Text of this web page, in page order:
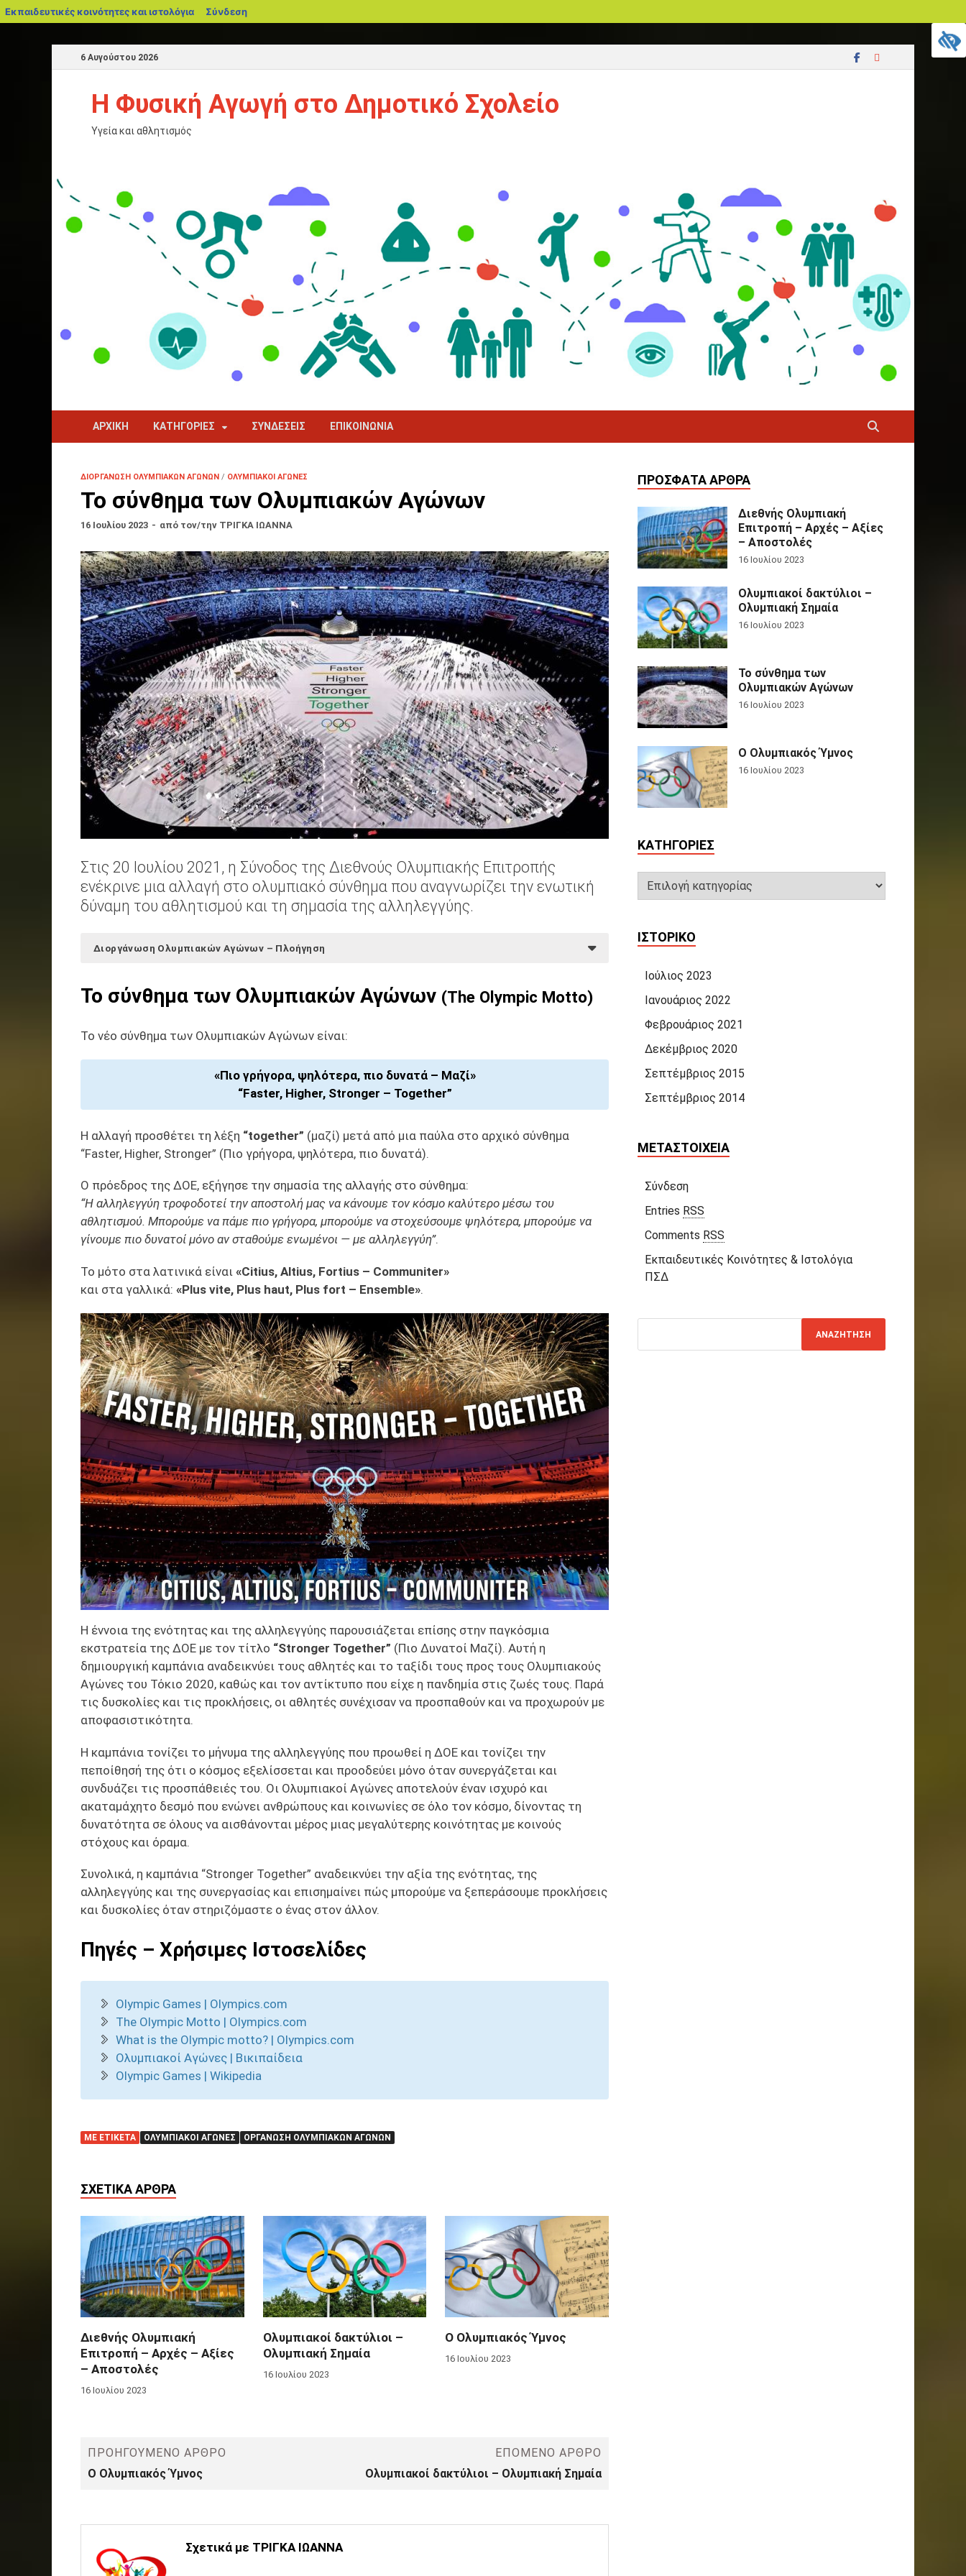
Εκπαιδευτικές κοινότητες και ιστολόγια Σύνδεση
6 Αυγούστου 2026
Η Φυσική Αγωγή στο Δημοτικό Σχολείο
Υγεία και αθλητισμός
ΑΡΧΙΚΉ ΚΑΤΗΓΟΡΊΕΣ ΣΥΝΔΈΣΕΙΣ ΕΠΙΚΟΙΝΩΝΊΑ
ΔΙΟΡΓΆΝΩΣΗ ΟΛΥΜΠΙΑΚΏΝ ΑΓΏΝΩΝ / ΟΛΥΜΠΙΑΚΟΊ ΑΓΏΝΕΣ
Το σύνθημα των Ολυμπιακών Αγώνων
16 Ιουλίου 2023 - από τον/την ΤΡΙΓΚΑ ΙΩΑΝΝΑ
Στις 20 Ιουλίου 2021, η Σύνοδος της Διεθνούς Ολυμπιακής Επιτροπής
ενέκρινε μια αλλαγή στο ολυμπιακό σύνθημα που αναγνωρίζει την ενωτική
δύναμη του αθλητισμού και τη σημασία της αλληλεγγύης.
Διοργάνωση Ολυμπιακών Αγώνων – Πλοήγηση
Το σύνθημα των Ολυμπιακών Αγώνων (The Olympic Motto)
Το νέο σύνθημα των Ολυμπιακών Αγώνων είναι:
«Πιο γρήγορα, ψηλότερα, πιο δυνατά – Μαζί»
“Faster, Higher, Stronger – Together”
Η αλλαγή προσθέτει τη λέξη “together” (μαζί) μετά από μια παύλα στο αρχικό σύνθημα
“Faster, Higher, Stronger” (Πιο γρήγορα, ψηλότερα, πιο δυνατά).
O πρόεδρος της ΔΟΕ, εξήγησε την σημασία της αλλαγής στο σύνθημα:
“Η αλληλεγγύη τροφοδοτεί την αποστολή μας να κάνουμε τον κόσμο καλύτερο μέσω του
αθλητισμού. Μπορούμε να πάμε πιο γρήγορα, μπορούμε να στοχεύσουμε ψηλότερα, μπορούμε να
γίνουμε πιο δυνατοί μόνο αν σταθούμε ενωμένοι — με αλληλεγγύη”.
Το μότο στα λατινικά είναι «Citius, Altius, Fortius – Communiter»
και στα γαλλικά: «Plus vite, Plus haut, Plus fort – Ensemble».
Η έννοια της ενότητας και της αλληλεγγύης παρουσιάζεται επίσης στην παγκόσμια
εκστρατεία της ΔΟΕ με τον τίτλο “Stronger Together” (Πιο Δυνατοί Μαζί). Αυτή η
δημιουργική καμπάνια αναδεικνύει τους αθλητές και το ταξίδι τους προς τους Ολυμπιακούς
Αγώνες του Τόκιο 2020, καθώς και τον αντίκτυπο που είχε η πανδημία στις ζωές τους. Παρά
τις δυσκολίες και τις προκλήσεις, οι αθλητές συνέχισαν να προσπαθούν και να προχωρούν με
αποφασιστικότητα.
Η καμπάνια τονίζει το μήνυμα της αλληλεγγύης που προωθεί η ΔΟΕ και τονίζει την
πεποίθησή της ότι ο κόσμος εξελίσσεται και προοδεύει μόνο όταν συνεργάζεται και
συνδυάζει τις προσπάθειές του. Οι Ολυμπιακοί Αγώνες αποτελούν έναν ισχυρό και
ακαταμάχητο δεσμό που ενώνει ανθρώπους και κοινωνίες σε όλο τον κόσμο, δίνοντας τη
δυνατότητα σε όλους να αισθάνονται μέρος μιας μεγαλύτερης κοινότητας με κοινούς
στόχους και όραμα.
Συνολικά, η καμπάνια “Stronger Together” αναδεικνύει την αξία της ενότητας, της
αλληλεγγύης και της συνεργασίας και επισημαίνει πώς μπορούμε να ξεπεράσουμε προκλήσεις
και δυσκολίες όταν στηριζόμαστε ο ένας στον άλλον.
Πηγές – Χρήσιμες Ιστοσελίδες
Olympic Games | Olympics.com
The Olympic Motto | Olympics.com
What is the Olympic motto? | Olympics.com
Ολυμπιακοί Αγώνες | Βικιπαίδεια
Olympic Games | Wikipedia
ΜΕ ΕΤΙΚΈΤΑ ΟΛΥΜΠΙΑΚΟΊ ΑΓΏΝΕΣ ΟΡΓΆΝΩΣΗ ΟΛΥΜΠΙΑΚΏΝ ΑΓΏΝΩΝ
ΣΧΕΤΙΚΆ ΆΡΘΡΑ
Διεθνής Ολυμπιακή
Επιτροπή – Αρχές – Αξίες
– Αποστολές
16 Ιουλίου 2023
Ολυμπιακοί δακτύλιοι –
Ολυμπιακή Σημαία
16 Ιουλίου 2023
Ο Ολυμπιακός Ύμνος
16 Ιουλίου 2023
ΠΡΟΗΓΟΎΜΕΝΟ ΆΡΘΡΟ
Ο Ολυμπιακός Ύμνος
ΕΠΌΜΕΝΟ ΆΡΘΡΟ
Ολυμπιακοί δακτύλιοι – Ολυμπιακή Σημαία
Σχετικά με ΤΡΙΓΚΑ ΙΩΑΝΝΑ
ΠΡΌΣΦΑΤΑ ΆΡΘΡΑ
Διεθνής Ολυμπιακή
Επιτροπή – Αρχές – Αξίες
– Αποστολές
16 Ιουλίου 2023
Ολυμπιακοί δακτύλιοι –
Ολυμπιακή Σημαία
16 Ιουλίου 2023
Το σύνθημα των
Ολυμπιακών Αγώνων
16 Ιουλίου 2023
Ο Ολυμπιακός Ύμνος
16 Ιουλίου 2023
KΑΤΗΓΟΡΊΕΣ
ΙΣΤΟΡΙΚΌ
Ιούλιος 2023
Ιανουάριος 2022
Φεβρουάριος 2021
Δεκέμβριος 2020
Σεπτέμβριος 2015
Σεπτέμβριος 2014
ΜΕΤΑΣΤΟΙΧΕΊΑ
Σύνδεση
Entries RSS
Comments RSS
Εκπαιδευτικές Κοινότητες & Ιστολόγια
ΠΣΔ